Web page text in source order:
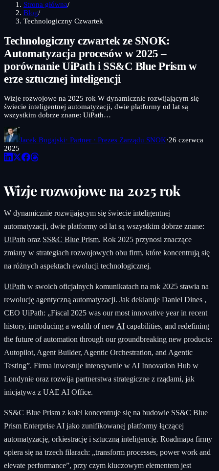
Strona główna/
Blog/
Technologiczny Czwartek
Technologiczny czwartek ze SNOK:
Automatyzacja procesów w 2025 –
porównanie UiPath i SS&C Blue Prism w
erze sztucznej inteligencji
Wizje rozwojowe na 2025 rok W dynamicznie rozwijającym się
świecie inteligentnej automatyzacji, dwie platformy od lat są
wszystkim dobrze znane: UiPath…
Jacek Bugajski· Partner · Prezes Zarządu SNOK·26 czerwca
2025
Wizje rozwojowe na 2025 rok
W dynamicznie rozwijającym się świecie inteligentnej
automatyzacji, dwie platformy od lat są wszystkim dobrze znane:
UiPath oraz SS&C Blue Prism. Rok 2025 przynosi znaczące
zmiany w strategiach rozwojowych obu firm, które koncentrują się
na różnych aspektach ewolucji technologicznej.
UiPath w swoich oficjalnych komunikatach na rok 2025 stawia na
rewolucję agentyczną automatyzacji. Jak deklaruje Daniel Dines ,
CEO UiPath: „Fiscal 2025 was our most innovative year in recent
history, introducing a wealth of new AI capabilities, and redefining
the future of automation through our groundbreaking new products:
Autopilot, Agent Builder, Agentic Orchestration, and Agentic
Testing”. Firma inwestuje intensywnie w AI Innovation Hub w
Londynie oraz rozwija partnerstwa strategiczne z rządami, jak
inicjatywa z UAE AI Office.
SS&C Blue Prism z kolei koncentruje się na budowie SS&C Blue
Prism Enterprise AI jako zunifikowanej platformy łączącej
automatyzację, orkiestrację i sztuczną inteligencję. Roadmapa firmy
opiera się na trzech filarach: „transform processes, power work and
elevate performance”, przy czym kluczowym elementem jest